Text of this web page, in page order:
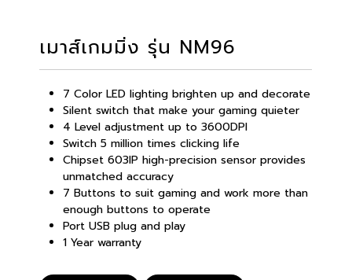
เมาส์เกมมิ่ง รุ่น NM96
7 Color LED lighting brighten up and decorate
Silent switch that make your gaming quieter
4 Level adjustment up to 3600DPI
Switch 5 million times clicking life
Chipset 603IP high-precision sensor provides
unmatched accuracy
7 Buttons to suit gaming and work more than
enough buttons to operate
Port USB plug and play
1 Year warranty